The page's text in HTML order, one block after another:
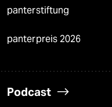
panterstiftung
panterpreis 2026
Podcast